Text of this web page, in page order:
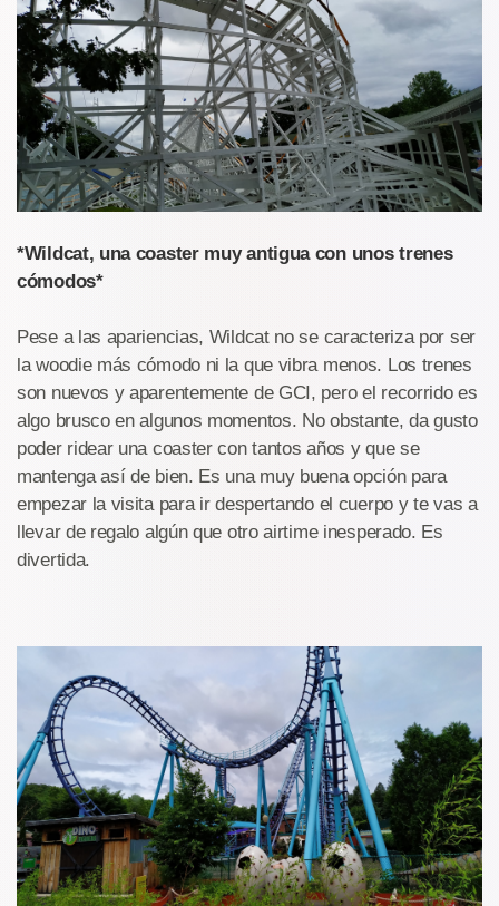
*Wildcat, una coaster muy antigua con unos trenes
cómodos*
Pese a las apariencias, Wildcat no se caracteriza por ser
la woodie más cómodo ni la que vibra menos. Los trenes
son nuevos y aparentemente de GCI, pero el recorrido es
algo brusco en algunos momentos. No obstante, da gusto
poder ridear una coaster con tantos años y que se
mantenga así de bien. Es una muy buena opción para
empezar la visita para ir despertando el cuerpo y te vas a
llevar de regalo algún que otro airtime inesperado. Es
divertida.